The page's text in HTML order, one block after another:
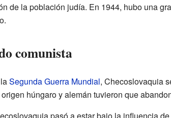
de la población judía. En 1944, hubo una
comunista
Segunda Guerra Mundial, Checoslovaquia
húngaro y alemán tuvieron que
pasó a estar bajo la influencia